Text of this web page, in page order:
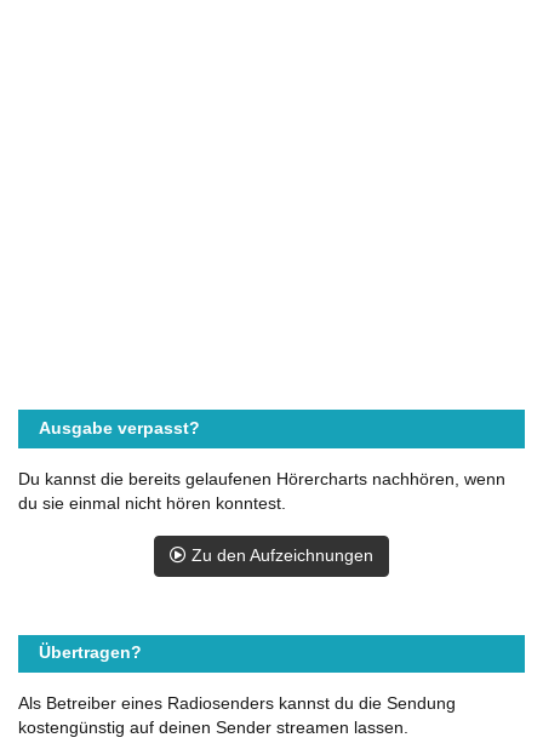
Ausgabe verpasst?
Du kannst die bereits gelaufenen Hörercharts nachhören, wenn
du sie einmal nicht hören konntest.
Zu den Aufzeichnungen
Übertragen?
Als Betreiber eines Radiosenders kannst du die Sendung
kostengünstig auf deinen Sender streamen lassen.